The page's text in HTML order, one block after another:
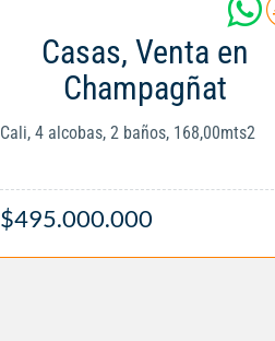
Casas, Venta en
Champagñat
Cali, 4 alcobas, 2 baños, 168,00mts2
$495.000.000